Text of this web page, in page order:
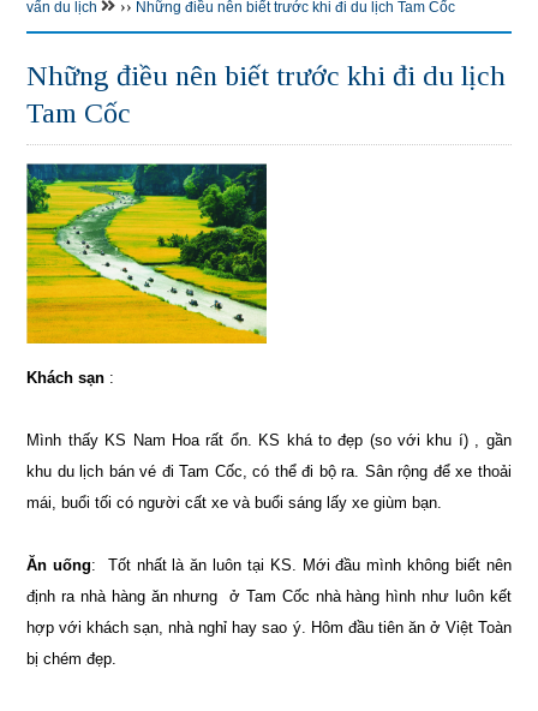
vấn du lịch
›› Những điều nên biết trước khi đi du lịch Tam Cốc
Những điều nên biết trước khi đi du lịch
Tam Cốc
Khách sạn :
Mình thấy KS Nam Hoa rất ổn. KS khá to đẹp (so với khu í) , gần
khu du lịch bán vé đi Tam Cốc, có thể đi bộ ra. Sân rộng để xe thoải
mái, buổi tối có người cất xe và buổi sáng lấy xe giùm bạn.
Ăn uống: Tốt nhất là ăn luôn tại KS. Mới đầu mình không biết nên
định ra nhà hàng ăn nhưng ở Tam Cốc nhà hàng hình như luôn kết
hợp với khách sạn, nhà nghỉ hay sao ý. Hôm đầu tiên ăn ở Việt Toàn
bị chém đẹp.